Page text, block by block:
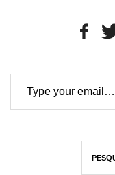
Type your email…